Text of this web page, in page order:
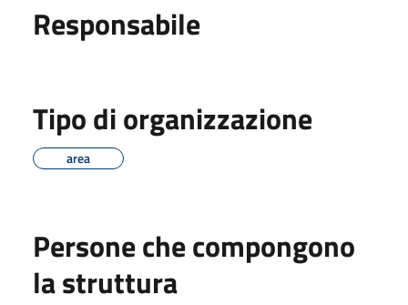
Responsabile
Tipo di organizzazione
area
Persone che compongono
la struttura